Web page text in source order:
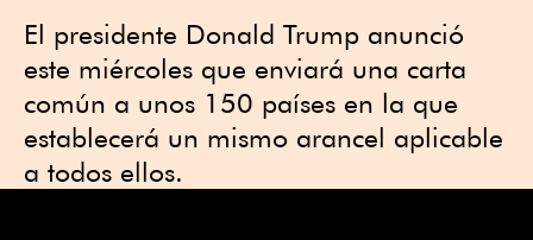
El presidente Donald Trump anunció
este miércoles que enviará una carta
común a unos 150 países en la que
establecerá un mismo arancel aplicable
a todos ellos.